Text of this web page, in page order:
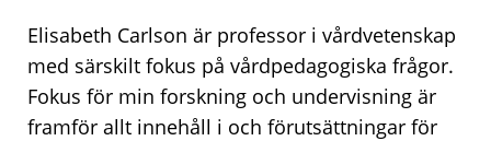
Elisabeth Carlson är professor i vårdvetenskap
med särskilt fokus på vårdpedagogiska frågor.
Fokus för min forskning och undervisning är
framför allt innehåll i och förutsättningar för